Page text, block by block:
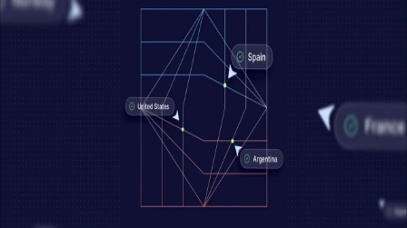
Die eigene Beschäftigungsinfrastruktur:
Grundvoraussetzung für einen
rechtskonformen EOR-Service
In wenigen Jahren sind der Arbeitsmarkt und die Belegschaften vieler
Firmen deutlich internationaler geworden. So entstand auch die
Notwendigkeit einer wirksamen Lösung zur Verwaltung
länderübergreifend verteilter Teams.